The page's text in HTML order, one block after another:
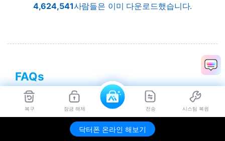
복구 잠금 해제 전송 시스팀 복원
닥터폰 온라인 해보기
4,624,541사람들은 이미 다운로드했습니다.
FAQs
Q1. Mac에서 sd 카드에서 데이터를
복구 할 수 있습니까?